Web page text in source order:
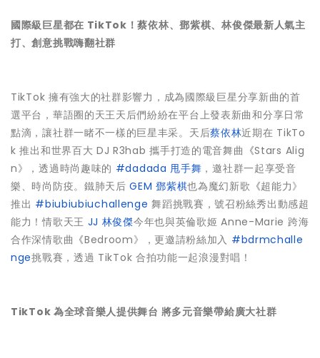
國際級巨星都在 TikTok！蔡依林、鄧紫棋、林俊傑最新人氣主
打、創意挑戰嗨翻社群
TikTok 擁有強大的社群影響力，成為國際級巨星分享新曲的首
選平台，華語圈的天王天后們紛紛在平台上發表新曲和分享日常
點滴，讓社群一睹不一樣的巨星丰采。天后蔡依林近期在 TikTo
k 推出和世界百大 DJ R3hab 攜手打造的電音舞曲 《Stars Alig
n》，透過時尚趣味的 #dadada 甩手舞 ，邀社群一起享受音
樂、時尚防疫。鐵肺天后GEM 鄧紫棋也為魔幻新歌 《超能力》
推出 #biubiubiuchallenge 舞蹈挑戰賽，號召粉絲秀出動感超
能力！情歌天王 JJ 林俊傑今年也與英倫歌姬 Anne-Marie 跨海
合作深情歌曲 《Bedroom》，更邀請粉絲加入 #bdrmchalle
nge挑戰賽，透過 TikTok 合拍功能一起浪漫對唱！
TikTok 為全球音樂人提供舞台 將多元音樂帶給廣大社群